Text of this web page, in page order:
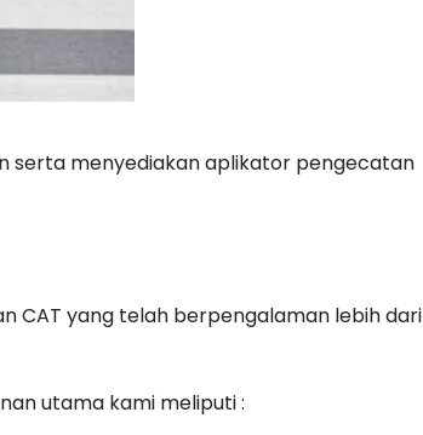
serta menyediakan aplikator pengecatan
CAT yang telah berpengalaman lebih dari
utama kami meliputi :